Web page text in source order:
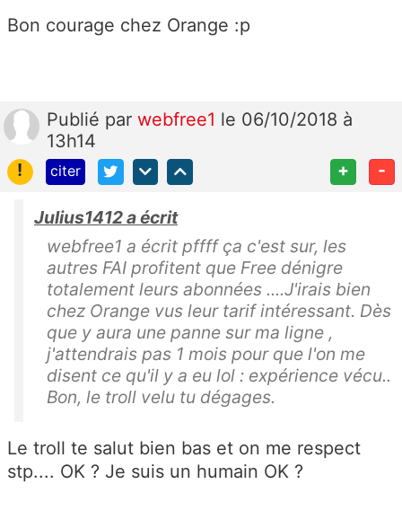
Bon courage chez Orange :p
Publié par webfree1 le 06/10/2018 à
13h14
!
citer + -
Julius1412 a écrit
webfree1 a écrit pffff ça c'est sur, les
autres FAI profitent que Free dénigre
totalement leurs abonnées ....J'irais bien
chez Orange vus leur tarif intéressant. Dès
que y aura une panne sur ma ligne ,
j'attendrais pas 1 mois pour que l'on me
disent ce qu'il y a eu lol : expérience vécu..
Bon, le troll velu tu dégages.
Le troll te salut bien bas et on me respect
stp.... OK ? Je suis un humain OK ?